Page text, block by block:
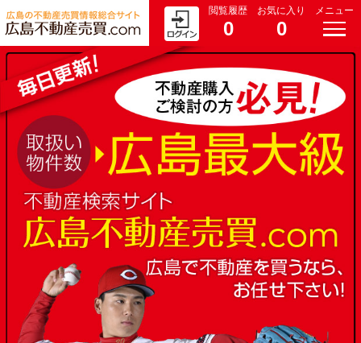
閲覧履歴
0
お気に入り
0
メニュー